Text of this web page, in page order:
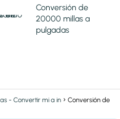
Conversión de
20000 millas a
pulgadas
- Convertir mi a in
Conversión de